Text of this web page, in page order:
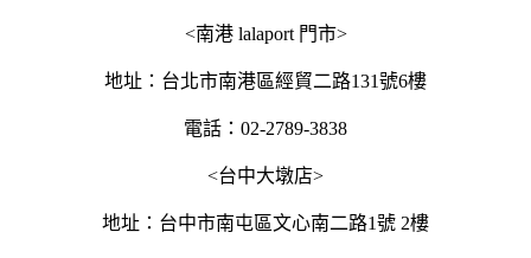
<南港 lalaport 門市>
地址：台北市南港區經貿二路131號6樓
電話：02-2789-3838
<台中大墩店>
地址：台中市南屯區文心南二路1號 2樓